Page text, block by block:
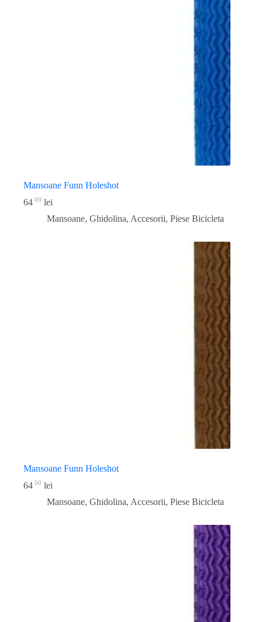
Mansoane Funn Holeshot
64 00 lei
Mansoane, Ghidolina, Accesorii, Piese Bicicleta
Mansoane Funn Holeshot
64 00 lei
Mansoane, Ghidolina, Accesorii, Piese Bicicleta